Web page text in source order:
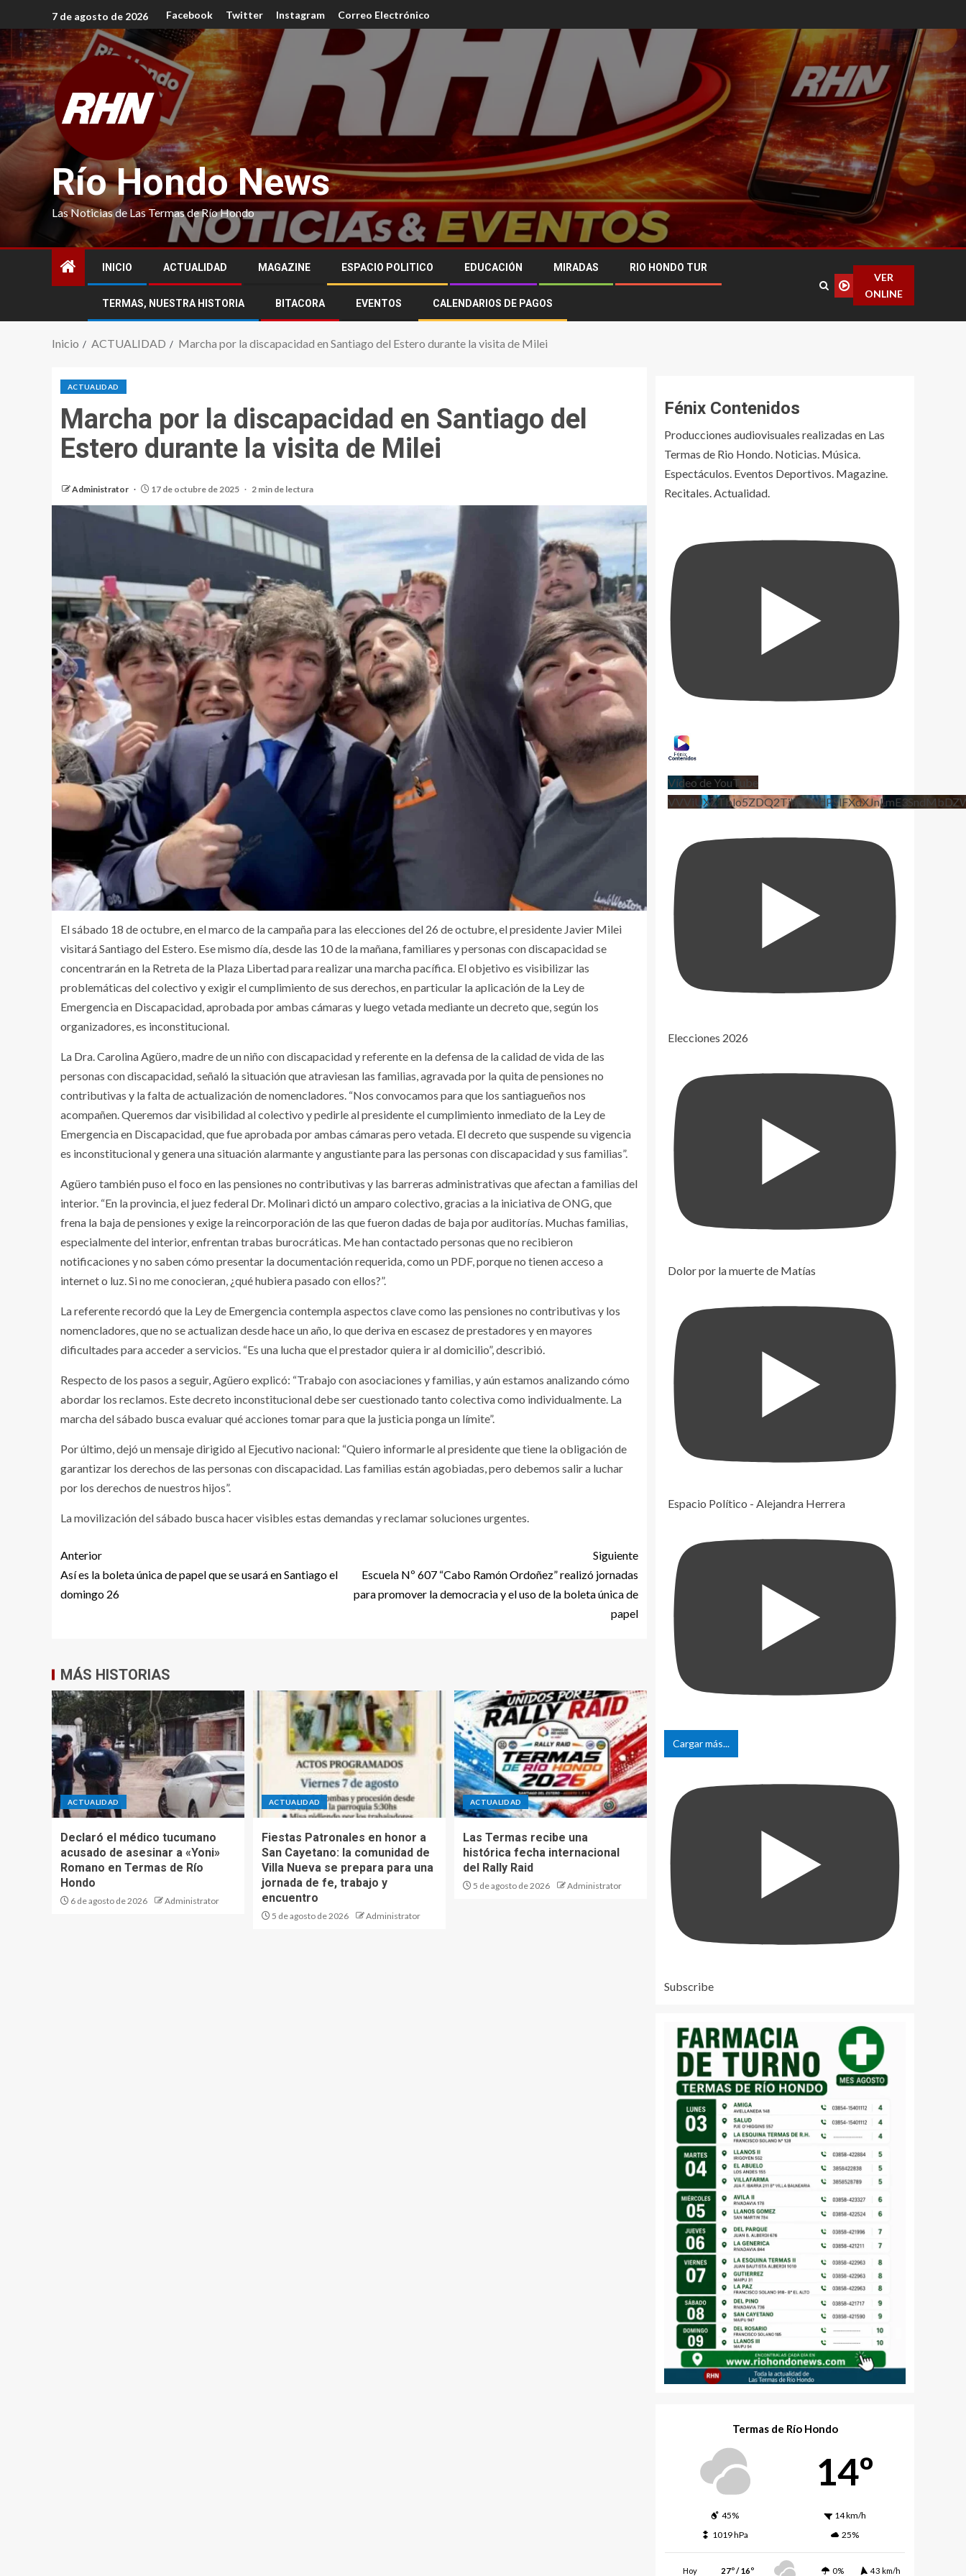
7 de agosto de 2026 Facebook Twitter Instagram Correo Electrónico
Río Hondo News
Las Noticias de Las Termas de Río Hondo
INICIO ACTUALIDAD MAGAZINE ESPACIO POLITICO EDUCACIÓN MIRADAS RIO HONDO TUR
TERMAS, NUESTRA HISTORIA BITACORA EVENTOS CALENDARIOS DE PAGOS
VER
ONLINE
Inicio ACTUALIDAD Marcha por la discapacidad en Santiago del Estero durante la visita de Milei
ACTUALIDAD
Marcha por la discapacidad en Santiago del
Estero durante la visita de Milei
Administrator 17 de octubre de 2025 2 min de lectura
El sábado 18 de octubre, en el marco de la campaña para las elecciones del 26 de octubre, el presidente Javier Milei
visitará Santiago del Estero. Ese mismo día, desde las 10 de la mañana, familiares y personas con discapacidad se
concentrarán en la Retreta de la Plaza Libertad para realizar una marcha pacífica. El objetivo es visibilizar las
problemáticas del colectivo y exigir el cumplimiento de sus derechos, en particular la aplicación de la Ley de
Emergencia en Discapacidad, aprobada por ambas cámaras y luego vetada mediante un decreto que, según los
organizadores, es inconstitucional.
La Dra. Carolina Agüero, madre de un niño con discapacidad y referente en la defensa de la calidad de vida de las
personas con discapacidad, señaló la situación que atraviesan las familias, agravada por la quita de pensiones no
contributivas y la falta de actualización de nomencladores. “Nos convocamos para que los santiagueños nos
acompañen. Queremos dar visibilidad al colectivo y pedirle al presidente el cumplimiento inmediato de la Ley de
Emergencia en Discapacidad, que fue aprobada por ambas cámaras pero vetada. El decreto que suspende su vigencia
es inconstitucional y genera una situación alarmante y angustiante para las personas con discapacidad y sus familias”.
Agüero también puso el foco en las pensiones no contributivas y las barreras administrativas que afectan a familias del
interior. “En la provincia, el juez federal Dr. Molinari dictó un amparo colectivo, gracias a la iniciativa de ONG, que
frena la baja de pensiones y exige la reincorporación de las que fueron dadas de baja por auditorías. Muchas familias,
especialmente del interior, enfrentan trabas burocráticas. Me han contactado personas que no recibieron
notificaciones y no saben cómo presentar la documentación requerida, como un PDF, porque no tienen acceso a
internet o luz. Si no me conocieran, ¿qué hubiera pasado con ellos?”.
La referente recordó que la Ley de Emergencia contempla aspectos clave como las pensiones no contributivas y los
nomencladores, que no se actualizan desde hace un año, lo que deriva en escasez de prestadores y en mayores
dificultades para acceder a servicios. “Es una lucha que el prestador quiera ir al domicilio”, describió.
Respecto de los pasos a seguir, Agüero explicó: “Trabajo con asociaciones y familias, y aún estamos analizando cómo
abordar los reclamos. Este decreto inconstitucional debe ser cuestionado tanto colectiva como individualmente. La
marcha del sábado busca evaluar qué acciones tomar para que la justicia ponga un límite”.
Por último, dejó un mensaje dirigido al Ejecutivo nacional: “Quiero informarle al presidente que tiene la obligación de
garantizar los derechos de las personas con discapacidad. Las familias están agobiadas, pero debemos salir a luchar
por los derechos de nuestros hijos”.
La movilización del sábado busca hacer visibles estas demandas y reclamar soluciones urgentes.
Anterior
Así es la boleta única de papel que se usará en Santiago el
domingo 26
Siguiente
Escuela Nº 607 “Cabo Ramón Ordoñez” realizó jornadas
para promover la democracia y el uso de la boleta única de
papel
MÁS HISTORIAS
ACTUALIDAD
Declaró el médico tucumano
acusado de asesinar a «Yoni»
Romano en Termas de Río
Hondo
6 de agosto de 2026 Administrator
ACTUALIDAD
Fiestas Patronales en honor a
San Cayetano: la comunidad de
Villa Nueva se prepara para una
jornada de fe, trabajo y
encuentro
5 de agosto de 2026 Administrator
ACTUALIDAD
Las Termas recibe una
histórica fecha internacional
del Rally Raid
5 de agosto de 2026 Administrator
Fénix Contenidos
Producciones audiovisuales realizadas en Las
Termas de Rio Hondo. Noticias. Música.
Espectáculos. Eventos Deportivos. Magazine.
Recitales. Actualidad.
Vídeo de YouTube
Elecciones 2026
Dolor por la muerte de Matías
Espacio Político - Alejandra Herrera
Cargar más...
Subscribe
Termas de Río Hondo
14º
45%
14 km/h
1019 hPa
25%
Hoy 27º / 16º 0% 43 km/h